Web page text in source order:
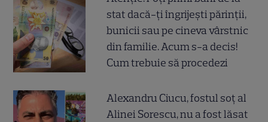
stat dacă-ți îngrijești părinții,
bunicii sau pe cineva vârstnic
din familie. Acum s-a decis!
Cum trebuie să procedezi
Alexandru Ciucu, fostul soț al
Alinei Sorescu, nu a fost lăsat